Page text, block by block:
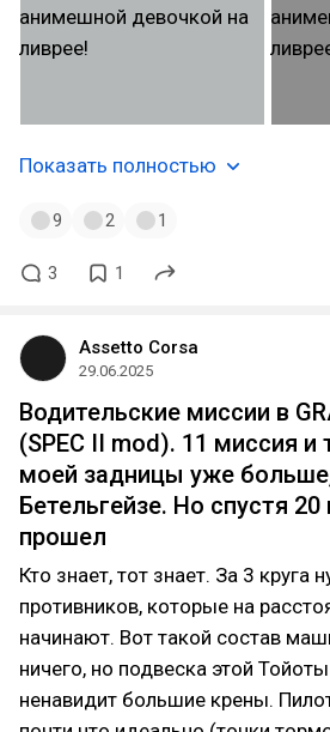
Показать полностью
9 2 1
3 1
Assetto Corsa
29.06.2025
Водительские миссии в
(SPEC II mod). 11 миссия и
моей задницы уже
Бетельгейзе. Но спустя
прошел
Кто знает, тот знает. За 3 круга
противников, которые на
начинают. Вот такой состав
ничего, но подвеска этой
ненавидит большие крены.